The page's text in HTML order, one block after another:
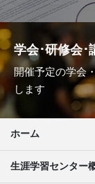
学会･研修会･
開催予定の学会
します
ホーム
生涯学習センター